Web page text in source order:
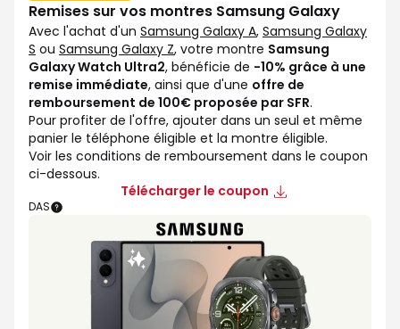
Remises sur vos montres Samsung Galaxy
Avec l'achat d'un Samsung Galaxy A, Samsung Galaxy
S ou Samsung Galaxy Z, votre montre Samsung
Galaxy Watch Ultra2, bénéficie de -10% grâce à une
remise immédiate, ainsi que d'une offre de
remboursement de 100€ proposée par SFR.
Pour profiter de l'offre, ajouter dans un seul et même
panier le téléphone éligible et la montre éligible.
Voir les conditions de remboursement dans le coupon
ci-dessous.
Télécharger le coupon
DAS